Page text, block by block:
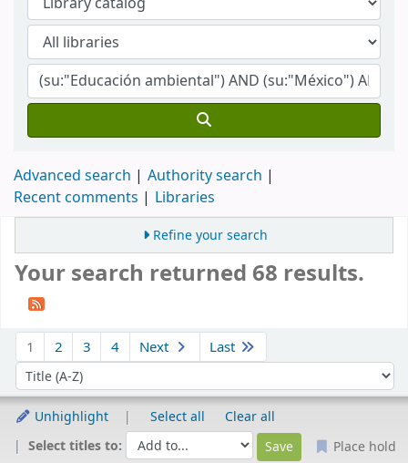
Advanced search
Authority search
Recent comments
Libraries
Refine your search
Your search returned 68 results.
1 2 3 4 Next Last
Sort by:
Unhighlight Select all
Clear all
Select titles to:
Place hold